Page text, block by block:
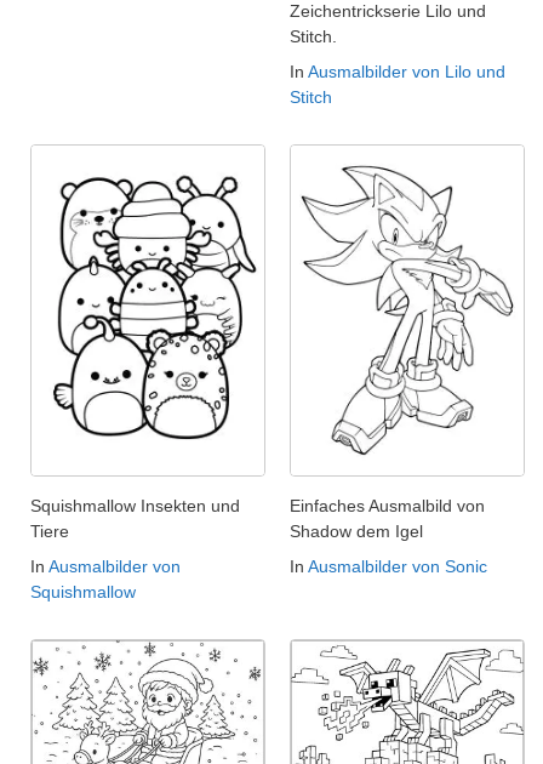
Zeichentrickserie Lilo und
Stitch.
In Ausmalbilder von Lilo und
Stitch
Squishmallow Insekten und
Tiere
In Ausmalbilder von
Squishmallow
Einfaches Ausmalbild von
Shadow dem Igel
In Ausmalbilder von Sonic